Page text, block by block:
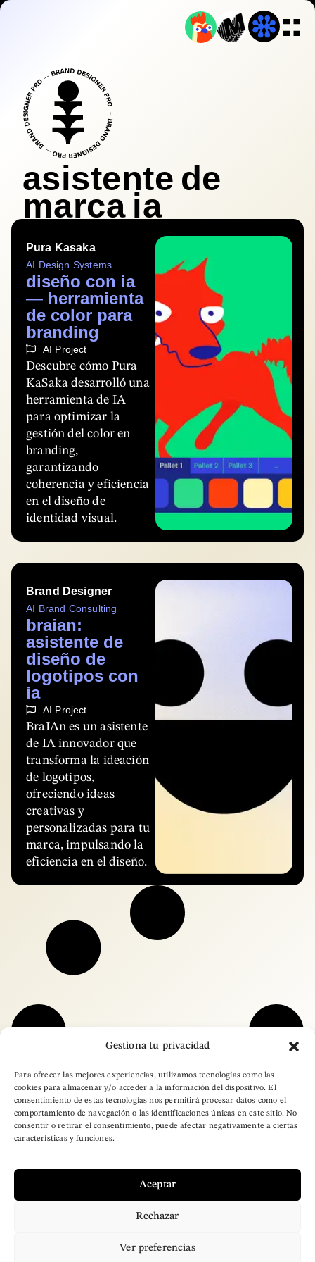
Gestiona tu privacidad
Para ofrecer las mejores experiencias, utilizamos tecnologías como las
cookies para almacenar y/o acceder a la información del dispositivo. El
consentimiento de estas tecnologías nos permitirá procesar datos como el
comportamiento de navegación o las identificaciones únicas en este sitio. No
consentir o retirar el consentimiento, puede afectar negativamente a ciertas
características y funciones.
Aceptar
Rechazar
Ver preferencias
asistente de
marca ia
Pura Kasaka
AI Design Systems
diseño con ia
— herramienta
de color para
branding
AI Project
Descubre cómo Pura
KaSaka desarrolló una
herramienta de IA
para optimizar la
gestión del color en
branding,
garantizando
coherencia y eficiencia
en el diseño de
identidad visual.
Brand Designer
AI Brand Consulting
braian:
asistente de
diseño de
logotipos con
ia
AI Project
BraIAn es un asistente
de IA innovador que
transforma la ideación
de logotipos,
ofreciendo ideas
creativas y
personalizadas para tu
marca, impulsando la
eficiencia en el diseño.
Brand Designer Pro.